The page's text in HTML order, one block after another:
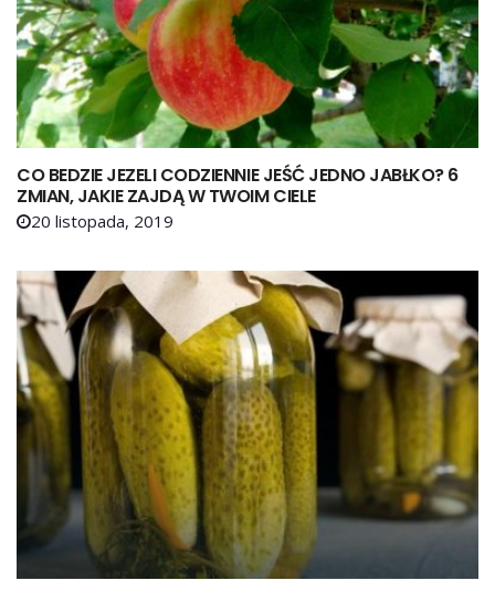
CO BEDZIE JEZELI CODZIENNIE JEŚĆ JEDNO JABŁKO? 6
ZMIAN, JAKIE ZAJDĄ W TWOIM CIELE
20 listopada, 2019